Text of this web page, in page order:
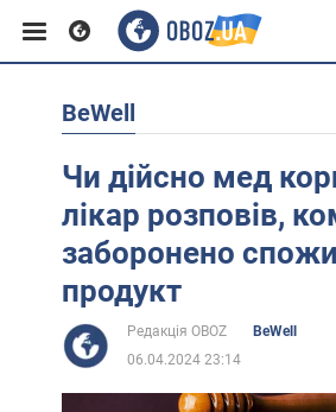
Європа
США
Африка
BeWell
Чи дійсно мед
лікар розповів,
заборонено
продукт
Редакція OBOZ
BeWell
06.04.2024 23:14